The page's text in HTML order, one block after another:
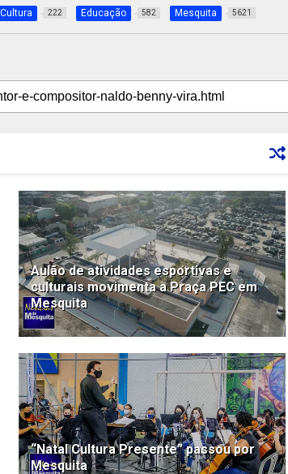
Cultura 222 Educação 582 Mesquita 5621
Aulão de atividades esportivas e
culturais movimenta a Praça PEC em
Mesquita
“Natal Cultura Presente” passou por
Mesquita